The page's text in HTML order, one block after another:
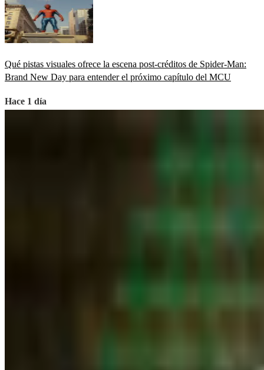
Qué pistas visuales ofrece la escena post-créditos de Spider-Man:
Brand New Day para entender el próximo capítulo del MCU
Hace 1 día